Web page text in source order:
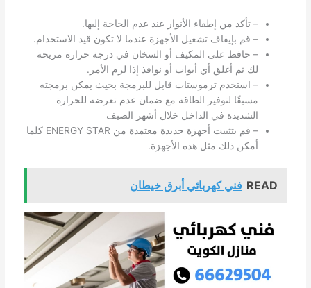
– تأكد من إطفاء الأنوار عند عدم الحاجة إليها.
– قم بإيقاف تشغيل الأجهزة عندما لا تكون قيد الاستخدام.
– حافظ على المكيف أو السخان في درجة حرارة مريحة
لك ثم أغلق أي أبواب أو نوافذ إذا لزم الأمر.
– استخدم ترموستات قابل للبرمجة بحيث يمكن برمجته
مسبقًا لتوفير الطاقة مع ضمان عدم تعرضه للحرارة
الشديدة في الداخل خلال أشهر الصيف
– قم بتثبيت أجهزة جديدة معتمدة من ENERGY STAR كلما
أمكن ذلك مثل هذه الأجهزة.
READ فني كهربائي أبرق خيطان